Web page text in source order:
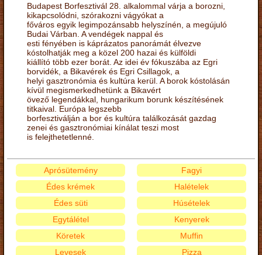
Budapest Borfesztivál 28. alkalommal várja a borozni,
kikapcsolódni, szórakozni vágyókat a
főváros egyik legimpozánsabb helyszínén, a megújuló
Budai Várban. A vendégek nappal és
esti fényében is káprázatos panorámát élvezve
kóstolhatják meg a közel 200 hazai és külföldi
kiállító több ezer borát. Az idei év fókuszába az Egri
borvidék, a Bikavérek és Egri Csillagok, a
helyi gasztronómia és kultúra kerül. A borok kóstolásán
kívül megismerkedhetünk a Bikavért
övező legendákkal, hungarikum borunk készítésének
titkaival. Európa legszebb
borfesztiválján a bor és kultúra találkozását gazdag
zenei és gasztronómiai kínálat teszi most
is felejthetetlenné.
Aprósütemény
Édes krémek
Édes süti
Egytálétel
Fagyi
Halételek
Húsételek
Kenyerek
Köretek
Levesek
Muffin
Pizza